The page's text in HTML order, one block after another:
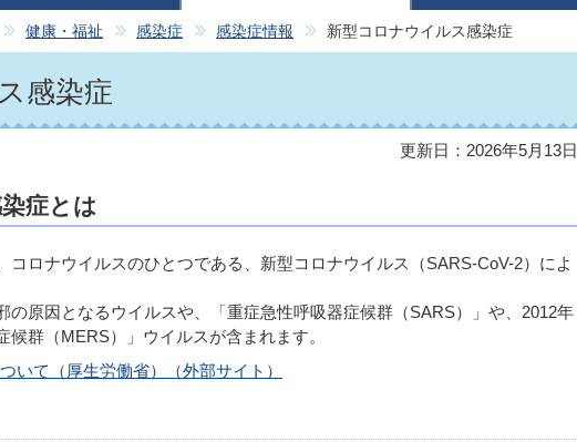
健康・福祉 感染症 感染症情報 新型コロナウイルス感染症
感染症
更新日：2026年5月13日
症とは
コロナウイルスのひとつである、新型コロナウイルス（SARS-CoV-2）によ
の原因となるウイルスや、「重症急性呼吸器症候群（SARS）」や、2012年
群（MERS）」ウイルスが含まれます。
いて（厚生労働省）（外部サイト）